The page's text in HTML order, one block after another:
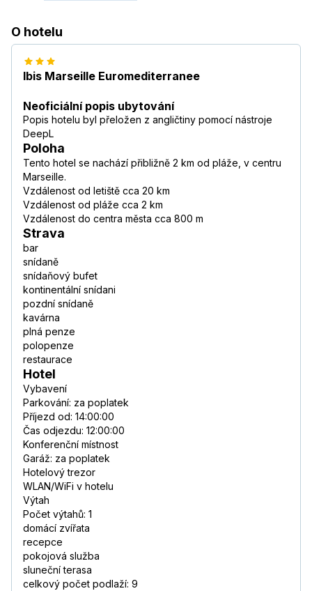
O hotelu
Ibis Marseille Euromediterranee
Neoficiální popis ubytování
Popis hotelu byl přeložen z angličtiny pomocí nástroje
DeepL
Poloha
Tento hotel se nachází přibližně 2 km od pláže, v centru
Marseille.
Vzdálenost od letiště cca 20 km
Vzdálenost od pláže cca 2 km
Vzdálenost do centra města cca 800 m
Strava
bar
snídaně
snídaňový bufet
kontinentální snídani
pozdní snídaně
kavárna
plná penze
polopenze
restaurace
Hotel
Vybavení
Parkování: za poplatek
Příjezd od: 14:00:00
Čas odjezdu: 12:00:00
Konferenční místnost
Garáž: za poplatek
Hotelový trezor
WLAN/WiFi v hotelu
Výtah
Počet výtahů: 1
domácí zvířata
recepce
pokojová služba
sluneční terasa
celkový počet podlaží: 9